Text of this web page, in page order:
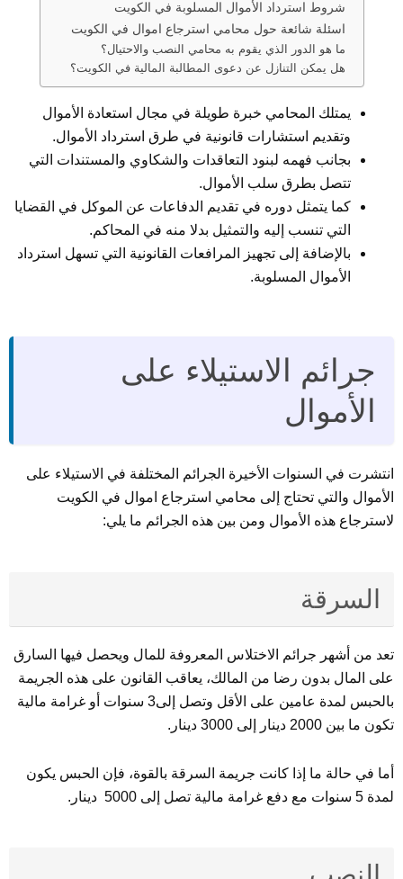
شروط استرداد الأموال المسلوبة في الكويت
اسئلة شائعة حول محامي استرجاع اموال في الكويت
ما هو الدور الذي يقوم به محامي النصب والاحتيال؟
هل يمكن التنازل عن دعوى المطالبة المالية في الكويت؟
يمتلك المحامي خبرة طويلة في مجال استعادة الأموال
وتقديم استشارات قانونية في طرق استرداد الأموال.
بجانب فهمه لبنود التعاقدات والشكاوي والمستندات التي
تتصل بطرق سلب الأموال.
كما يتمثل دوره في تقديم الدفاعات عن الموكل في القضايا
التي تنسب إليه والتمثيل بدلا منه في المحاكم.
بالإضافة إلى تجهيز المرافعات القانونية التي تسهل استرداد
الأموال المسلوبة.
جرائم الاستيلاء على
الأموال
انتشرت في السنوات الأخيرة الجرائم المختلفة في الاستيلاء على
الأموال والتي تحتاج إلى محامي استرجاع اموال في الكويت
لاسترجاع هذه الأموال ومن بين هذه الجرائم ما يلي:
السرقة
تعد من أشهر جرائم الاختلاس المعروفة للمال ويحصل فيها السارق
على المال بدون رضا من المالك، يعاقب القانون على هذه الجريمة
بالحبس لمدة عامين على الأقل وتصل إلى3 سنوات أو غرامة مالية
تكون ما بين 2000 دينار إلى 3000 دينار.
أما في حالة ما إذا كانت جريمة السرقة بالقوة، فإن الحبس يكون
لمدة 5 سنوات مع دفع غرامة مالية تصل إلى 5000 دينار.